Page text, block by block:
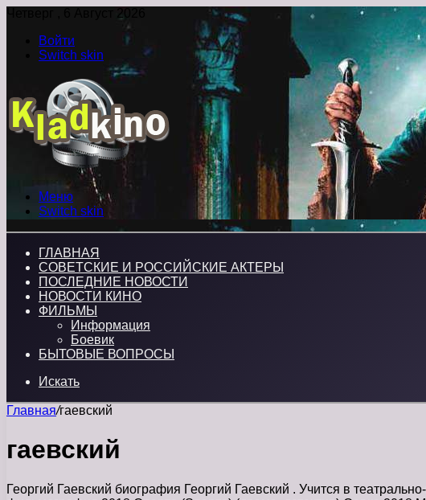
Четверг , 6 Август 2026
Войти
Switch skin
Меню
Switch skin
ГЛАВНАЯ
СОВЕТСКИЕ И РОССИЙСКИЕ АКТЕРЫ
ПОСЛЕДНИЕ НОВОСТИ
НОВОСТИ КИНО
ФИЛЬМЫ
Информация
Боевик
БЫТОВЫЕ ВОПРОСЫ
Искать
Главная/гаевский
гаевский
Георгий Гаевский биография Георгий Гаевский . Учится в